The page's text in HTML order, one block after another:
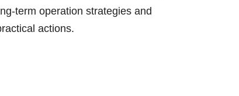
term operation strategies and
actions.